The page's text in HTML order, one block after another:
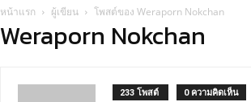
หน้าแรก ผู้เขียน โพสต์ของ Weraporn Nokchan
Weraporn Nokchan
233 โพสต์ 0 ความคิดเห็น